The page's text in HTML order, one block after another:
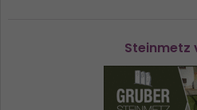
Steinmetz